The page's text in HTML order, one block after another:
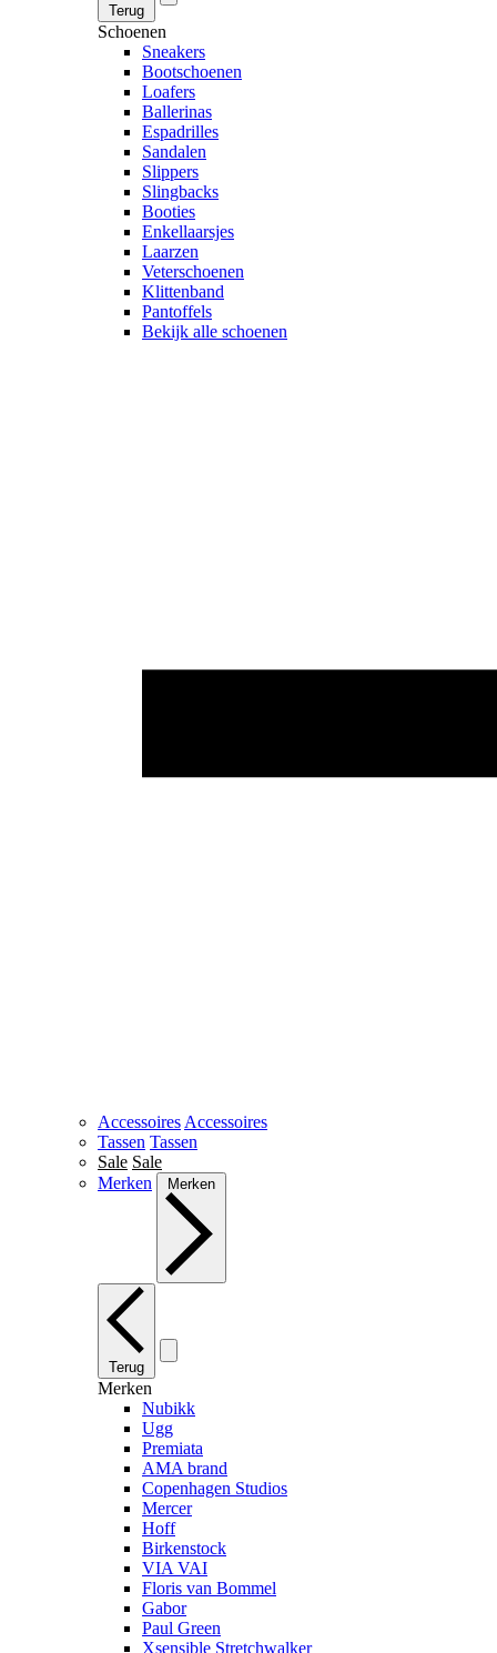
Terug
Schoenen
Sneakers
Bootschoenen
Loafers
Ballerinas
Espadrilles
Sandalen
Slippers
Slingbacks
Booties
Enkellaarsjes
Laarzen
Veterschoenen
Klittenband
Pantoffels
Bekijk alle schoenen
Accessoires Accessoires
Tassen Tassen
Sale Sale
Merken
Merken
Terug
Merken
Nubikk
Ugg
Premiata
AMA brand
Copenhagen Studios
Mercer
Hoff
Birkenstock
VIA VAI
Floris van Bommel
Gabor
Paul Green
Xsensible Stretchwalker